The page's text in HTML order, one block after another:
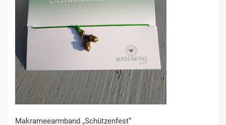
Makrameearmband „Schützenfest“